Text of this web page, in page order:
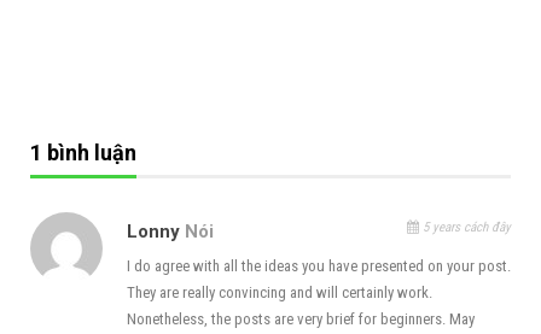
1 bình luận
Lonny Nói 5 years cách đây
I do agree with all the ideas you have presented on your post.
They are really convincing and will certainly work.
Nonetheless, the posts are very brief for beginners. May